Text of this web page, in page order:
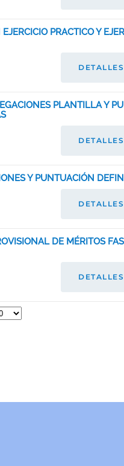
PRACTICO Y
DETALLES
PLANTILLA Y
DETALLES
Y PUNTUACIÓN
DETALLES
DE MÉRITOS
DETALLES